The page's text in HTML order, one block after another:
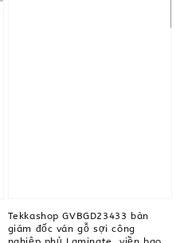
Tekkashop GVBGD23433 bàn
giám đốc ván gỗ sợi công